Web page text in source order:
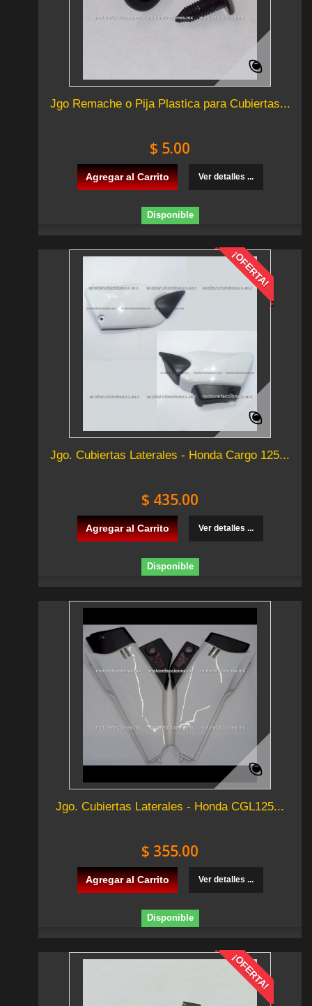
Jgo Remache o Pija Plastica para Cubiertas...
$ 5.00
Agregar al Carrito Ver detalles ...
Disponible
¡OFERTA!
Jgo. Cubiertas Laterales - Honda Cargo 125...
$ 435.00
Agregar al Carrito Ver detalles ...
Disponible
Jgo. Cubiertas Laterales - Honda CGL125...
$ 355.00
Agregar al Carrito Ver detalles ...
Disponible
¡OFERTA!